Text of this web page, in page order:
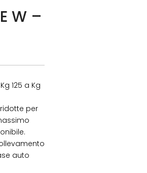
W –
125 a Kg
per
auto